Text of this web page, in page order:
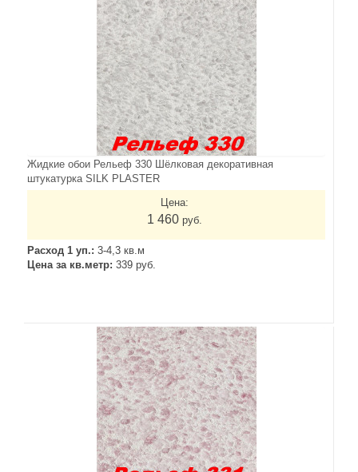
Жидкие обои Рельеф 330 Шёлковая декоративная
штукатурка SILK PLASTER
Цена:
1 460 руб.
Расход 1 уп.: 3-4,3 кв.м
Цена за кв.метр: 339 руб.